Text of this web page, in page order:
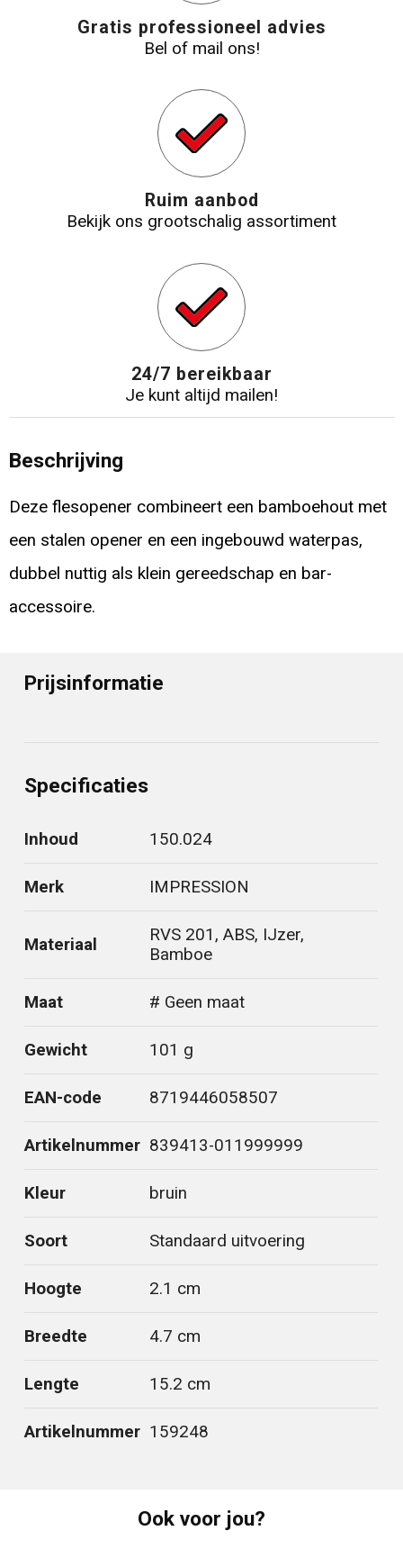
Gratis professioneel advies
Bel of mail ons!
Ruim aanbod
Bekijk ons grootschalig assortiment
24/7 bereikbaar
Je kunt altijd mailen!
Beschrijving
Deze flesopener combineert een bamboehout met
een stalen opener en een ingebouwd waterpas,
dubbel nuttig als klein gereedschap en bar-
accessoire.
Prijsinformatie
Specificaties
Inhoud 150.024
Merk IMPRESSION
Materiaal
RVS 201, ABS, IJzer,
Bamboe
Maat # Geen maat
Gewicht 101 g
EAN-code 8719446058507
Artikelnummer 839413-011999999
Kleur bruin
Soort Standaard uitvoering
Hoogte 2.1 cm
Breedte 4.7 cm
Lengte 15.2 cm
Artikelnummer 159248
Ook voor jou?